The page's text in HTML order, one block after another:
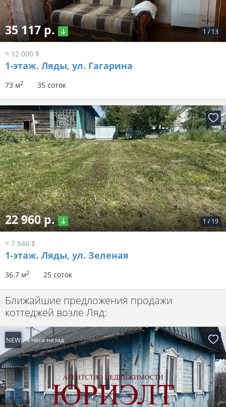
1 / 13
35 117 р.
≈ 12 000 $
1-этаж. Ляды, ул. Гагарина
73 м2 35 соток
1/ 19
22 960 р.
≈ 7 846 $
1-этаж. Ляды, ул. Зеленая
36.7 м2 25 соток
Ближайшие предложения продажи
коттеджей возле Ляд:
NEW 4 часа назад